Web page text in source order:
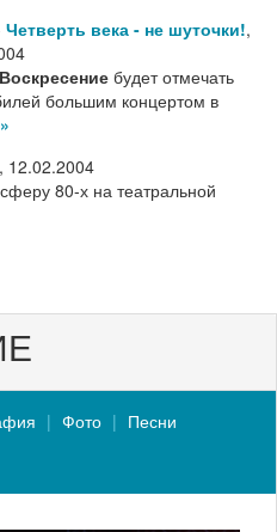
Четверть века - не шуточки!,
Воскресение будет отмечать
большим концертом в
, 12.02.2004
80-х на театральной
Фото
Песни